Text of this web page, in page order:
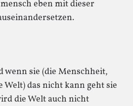
eben mit dieser
wenn sie (die Menschheit,
Welt) das nicht kann geht sie
die Welt auch nicht